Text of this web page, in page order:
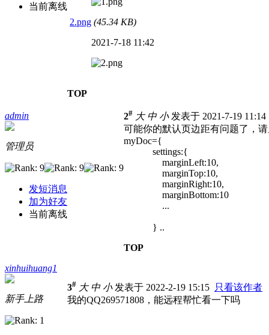
当前离线
2.png (45.34 KB)
2021-7-18 11:42
TOP
admin
管理员
发短消息
加为好友
当前离线
2# 大 中 小发表于 2021-7-19
可能你的默认页边距有问题了，
myDoc={
settings:{
marginLeft:10,
marginTop:10,
marginRight:10,
marginBottom:10
...
} ..
TOP
xinhuihuang1
新手上路
3# 大 中 小发表于 2022-2-19 15:15 只看该作者
我的QQ269571808，能远程帮忙看一下吗